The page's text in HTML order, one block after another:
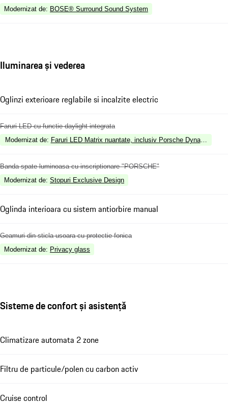
Modernizat de: BOSE® Surround Sound System
Iluminarea și vederea
Oglinzi exterioare reglabile si incalzite electric
Faruri LED cu functie daylight integrata
Modernizat de: Faruri LED Matrix nuantate, inclusiv Porsche Dynamic
Banda spate luminoasa cu inscriptionare "PORSCHE"
Modernizat de: Stopuri Exclusive Design
Oglinda interioara cu sistem antiorbire manual
Geamuri din sticla usoara cu protectie fonica
Modernizat de: Privacy glass
Sisteme de confort și asistență
Climatizare automata 2 zone
Filtru de particule/polen cu carbon activ
Cruise control